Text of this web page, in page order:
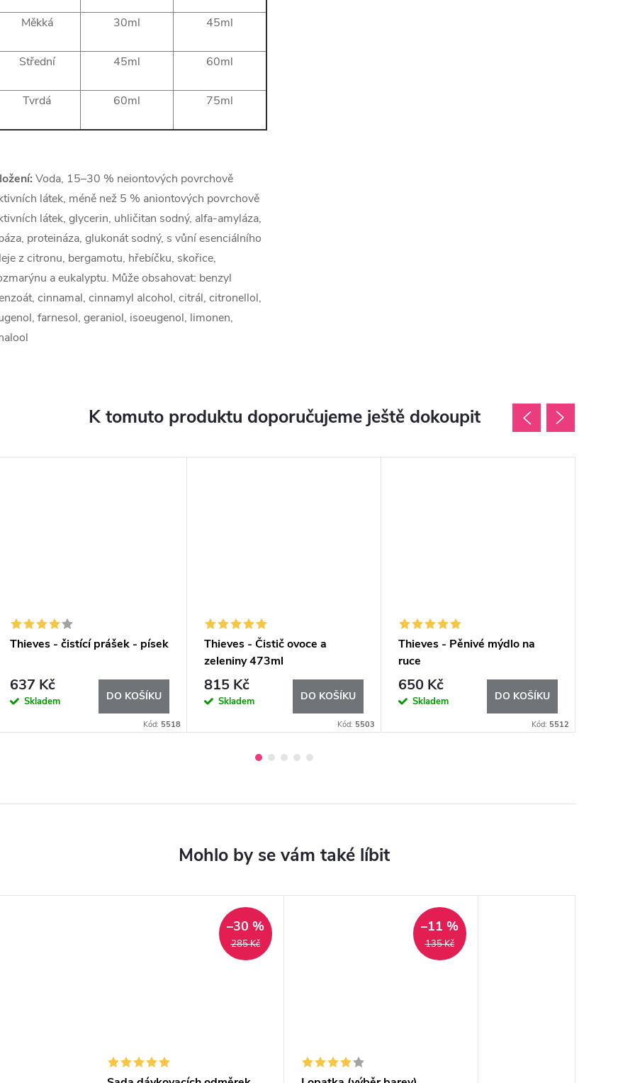
Měkká 30ml 45ml
Střední 45ml 60ml
Tvrdá 60ml 75ml
Voda, 15–30 % neiontových povrchově
látek, méně než 5 % aniontových povrchově
látek, glycerin, uhličitan sodný, alfa-amyláza,
proteináza, glukonát sodný, s vůní esenciálního
z citronu, bergamotu, hřebíčku, skořice,
a eukalyptu. Může obsahovat: benzyl
cinnamal, cinnamyl alcohol, citrál, citronellol,
farnesol, geraniol, isoeugenol, limonen,
K tomuto produktu doporučujeme ještě dokoupit
Thieves - čistící prášek - písek
637 Kč
Skladem DO KOŠÍKU
Kód: 5518
Thieves - Čistič ovoce a
zeleniny 473ml
815 Kč
Skladem DO KOŠÍKU
Kód: 5503
Thieves - Pěnivé mýdlo na
ruce
650 Kč
Skladem DO KOŠÍKU
Kód: 5512
285 Kč
–30 %
135 Kč
–11 %